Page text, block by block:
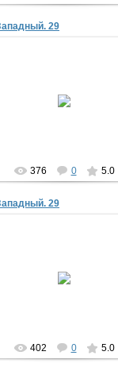
29
376 0 5.0
29
402 0 5.0